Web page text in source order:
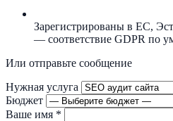
Зарегистрированы в ЕС,
— соответствие GDPR по
Или отправьте сообщение
Нужная услуга
Бюджет
Ваше имя *